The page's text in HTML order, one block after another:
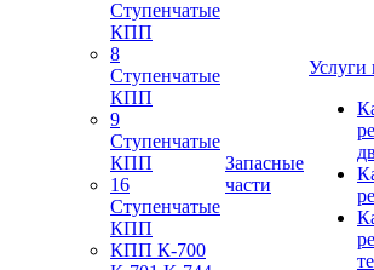
Ступенчатые
КПП
8
Ступенчатые
КПП
9
Ступенчатые
КПП
16
Ступенчатые
КПП
КПП К-700
Запасные
части
Услуги